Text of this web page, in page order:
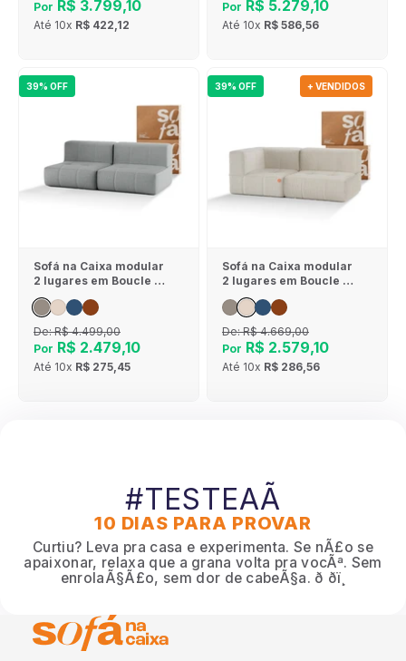
Por R$ 3.799,10
Até 10x R$ 422,12
Por R$ 5.279,10
Até 10x R$ 586,56
39% OFF
Sofá na Caixa modular
2 lugares em Boucle -
Sem braço - Cinza
De:R$ 4.499,00
Por R$ 2.479,10
Até 10x R$ 275,45
39% OFF + VENDIDOS
Sofá na Caixa modular
2 lugares em Boucle - 1
De:R$ 4.669,00
Por R$ 2.579,10
Até 10x R$ 286,56
#TESTEAÃ
10 DIAS PARA PROVAR
Curtiu? Leva pra casa e experimenta. Se nÃ£o se
apaixonar, relaxa que a grana volta pra vocÃª. Sem
enrolaÃ§Ã£o, sem dor de cabeÃ§a. ð ðï¸